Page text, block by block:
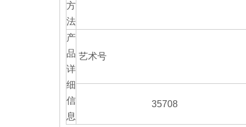
方
法
产
品
详
细
信
息
艺术号
35708